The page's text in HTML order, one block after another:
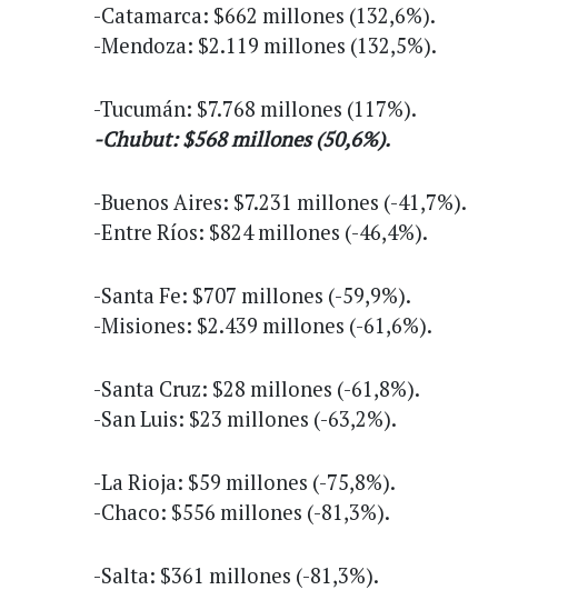
-Catamarca: $662 millones (132,6%).
-Mendoza: $2.119 millones (132,5%).
-Tucumán: $7.768 millones (117%).
-Chubut: $568 millones (50,6%).
-Buenos Aires: $7.231 millones (-41,7%).
-Entre Ríos: $824 millones (-46,4%).
-Santa Fe: $707 millones (-59,9%).
-Misiones: $2.439 millones (-61,6%).
-Santa Cruz: $28 millones (-61,8%).
-San Luis: $23 millones (-63,2%).
-La Rioja: $59 millones (-75,8%).
-Chaco: $556 millones (-81,3%).
-Salta: $361 millones (-81,3%).